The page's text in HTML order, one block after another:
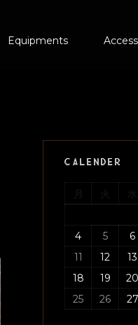
Equipments Access
CALENDER
4
5 6
11
12 13
18
19 20
25
26 27